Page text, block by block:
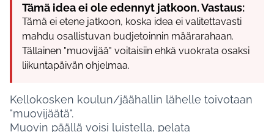
Tämä idea ei ole edennyt jatkoon. Vastaus:
Tämä ei etene jatkoon, koska idea ei valitettavasti
mahdu osallistuvan budjetoinnin määrarahaan.
Tällainen "muovijää" voitaisiin ehkä vuokrata osaksi
liikuntapäivän ohjelmaa.
Kellokosken koulun/jäähallin lähelle toivotaan
"muovijäätä".
Muovin päällä voisi luistella, pelata